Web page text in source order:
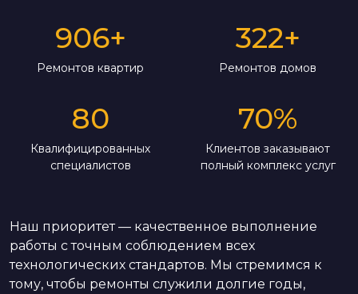
906+
Ремонтов квартир
322+
Ремонтов домов
80
Квалифицированных
специалистов
70%
Клиентов заказывают
полный комплекс услуг
Наш приоритет — качественное выполнение
работы с точным соблюдением всех
технологических стандартов. Мы стремимся к
тому, чтобы ремонты служили долгие годы,